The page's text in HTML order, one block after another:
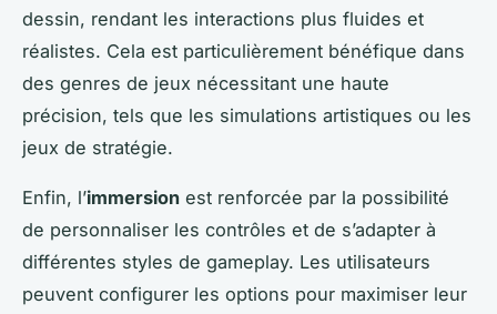
dessin, rendant les interactions plus fluides et
réalistes. Cela est particulièrement bénéfique dans
des genres de jeux nécessitant une haute
précision, tels que les simulations artistiques ou les
jeux de stratégie.
Enfin, l’immersion est renforcée par la possibilité
de personnaliser les contrôles et de s’adapter à
différentes styles de gameplay. Les utilisateurs
peuvent configurer les options pour maximiser leur